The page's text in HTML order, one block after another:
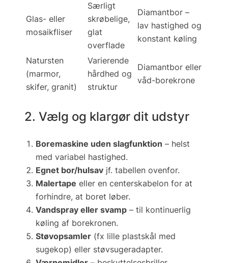
Glas- eller
mosaikfliser
Særligt
skrøbelige,
glat
overflade
Diamantbor –
lav hastighed og
konstant køling
Natursten
(marmor,
skifer, granit)
Varierende
hårdhed og
struktur
Diamantbor eller
våd-borekrone
2. Vælg og klargør dit udstyr
Boremaskine uden slagfunktion – helst
med variabel hastighed.
Egnet bor/hulsav jf. tabellen ovenfor.
Malertape eller en centerskabelon for at
forhindre, at boret løber.
Vandspray eller svamp – til kontinuerlig
køling af borekronen.
Støvopsamler (fx lille plastskål med
sugekop) eller støvsugeradapter.